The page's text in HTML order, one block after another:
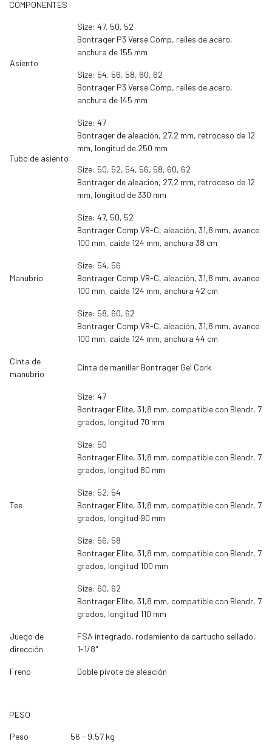
COMPONENTES
Asiento
Size: 47, 50, 52
Bontrager P3 Verse Comp, raíles de acero,
anchura de 155 mm
Size: 54, 56, 58, 60, 62
Bontrager P3 Verse Comp, raíles de acero,
anchura de 145 mm
Tubo de asiento
Size: 47
Bontrager de aleación, 27,2 mm, retroceso de 12
mm, longitud de 250 mm
Size: 50, 52, 54, 56, 58, 60, 62
Bontrager de aleación, 27,2 mm, retroceso de 12
mm, longitud de 330 mm
Manubrio
Size: 47, 50, 52
Bontrager Comp VR-C, aleación, 31,8 mm, avance
100 mm, caída 124 mm, anchura 38 cm
Size: 54, 56
Bontrager Comp VR-C, aleación, 31,8 mm, avance
100 mm, caída 124 mm, anchura 42 cm
Size: 58, 60, 62
Bontrager Comp VR-C, aleación, 31,8 mm, avance
100 mm, caída 124 mm, anchura 44 cm
Cinta de
manubrio
Cinta de manillar Bontrager Gel Cork
Tee
Size: 47
Bontrager Elite, 31,8 mm, compatible con Blendr, 7
grados, longitud 70 mm
Size: 50
Bontrager Elite, 31,8 mm, compatible con Blendr, 7
grados, longitud 80 mm
Size: 52, 54
Bontrager Elite, 31,8 mm, compatible con Blendr, 7
grados, longitud 90 mm
Size: 56, 58
Bontrager Elite, 31,8 mm, compatible con Blendr, 7
grados, longitud 100 mm
Size: 60, 62
Bontrager Elite, 31,8 mm, compatible con Blendr, 7
grados, longitud 110 mm
Juego de
dirección
FSA integrado, rodamiento de cartucho sellado,
1-1/8"
Freno Doble pivote de aleación
PESO
Peso 56 - 9,57 kg